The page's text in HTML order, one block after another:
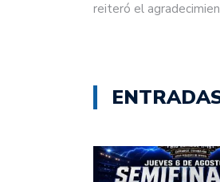
reiteró el